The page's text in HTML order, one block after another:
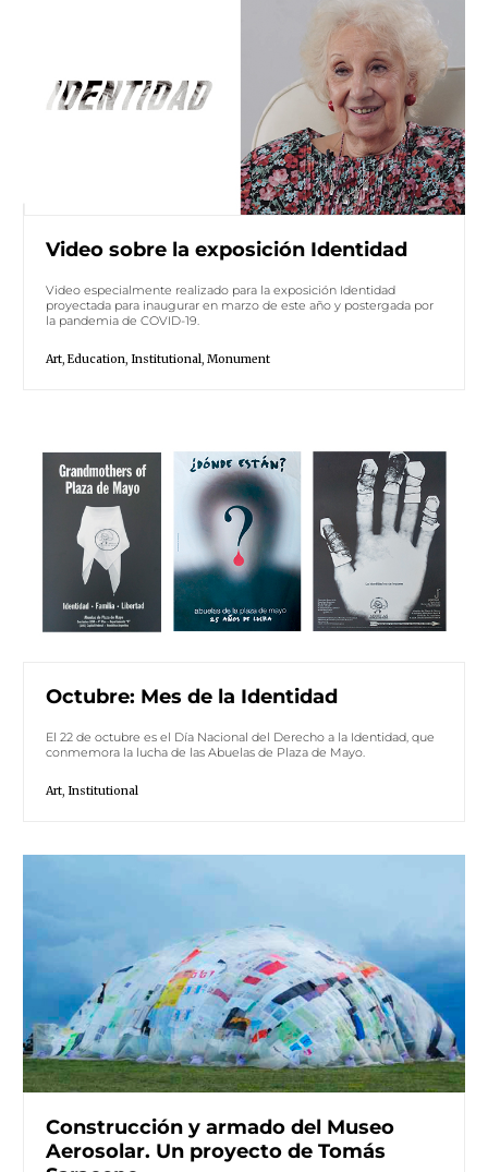
Video sobre la exposición Identidad
Video especialmente realizado para la exposición Identidad
proyectada para inaugurar en marzo de este año y postergada por
la pandemia de COVID-19.
Art, Education, Institutional, Monument
Octubre: Mes de la Identidad
El 22 de octubre es el Día Nacional del Derecho a la Identidad, que
conmemora la lucha de las Abuelas de Plaza de Mayo.
Art, Institutional
Construcción y armado del Museo
Aerosolar. Un proyecto de Tomás